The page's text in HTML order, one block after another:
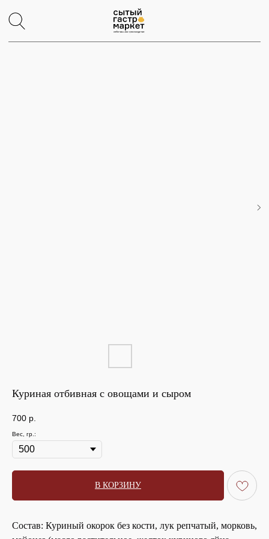
Куриная отбивная с овощами и сыром
700 р.
Вес, гр.:
В КОРЗИНУ
Состав: Куриный окорок без кости, лук репчатый, морковь,